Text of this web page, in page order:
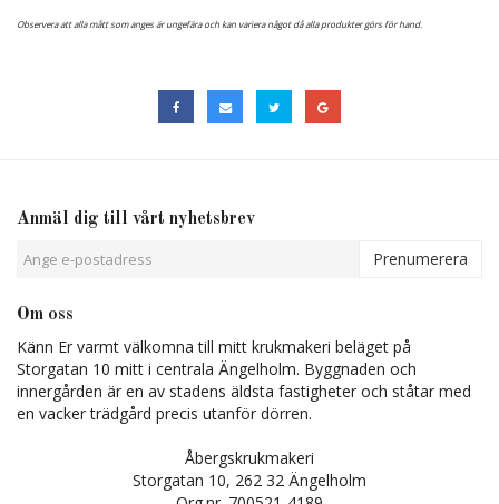
Observera att alla mått som anges är ungefära och kan variera något då alla produkter görs för hand.
Anmäl dig till vårt nyhetsbrev
Prenumerera
Om oss
Känn Er varmt välkomna till mitt krukmakeri beläget på
Storgatan 10 mitt i centrala Ängelholm. Byggnaden och
innergården är en av stadens äldsta fastigheter och ståtar med
en vacker trädgård precis utanför dörren.
Åbergskrukmakeri
Storgatan 10, 262 32 Ängelholm